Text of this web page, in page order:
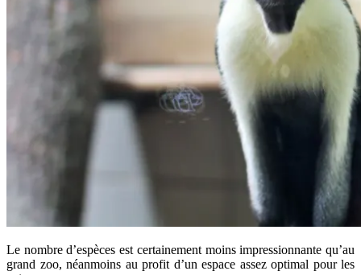
Le nombre d’espèces est certainement moins impressionnante qu’au
grand zoo, néanmoins au profit d’un espace assez optimal pour les